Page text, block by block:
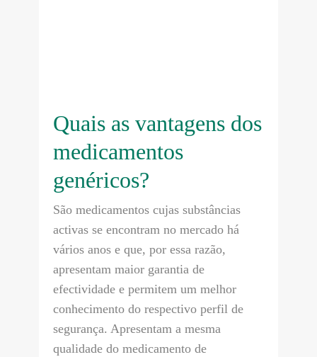
Quais as vantagens dos
medicamentos
genéricos?
São medicamentos cujas substâncias
activas se encontram no mercado há
vários anos e que, por essa razão,
apresentam maior garantia de
efectividade e permitem um melhor
conhecimento do respectivo perfil de
segurança. Apresentam a mesma
qualidade do medicamento de